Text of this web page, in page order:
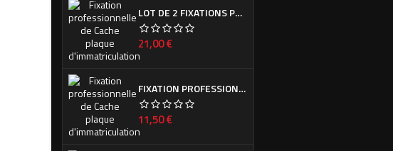
LOT DE 2 FIXATIONS PROFESSIONNELLES DE CACHE PLAQUE D'IMMATRICULATION
Prix
21,00 €
FIXATION PROFESSIONNELLE DE CACHE PLAQUE D'IMMATRICULATION
Prix
11,50 €